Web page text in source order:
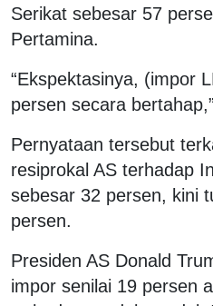
Serikat sebesar 57
Pertamina.
“Ekspektasinya, (impor
persen secara
Pernyataan tersebut
resiprokal AS terhadap
sebesar 32 persen, kini
persen.
Presiden AS Donald
impor senilai 19 persen